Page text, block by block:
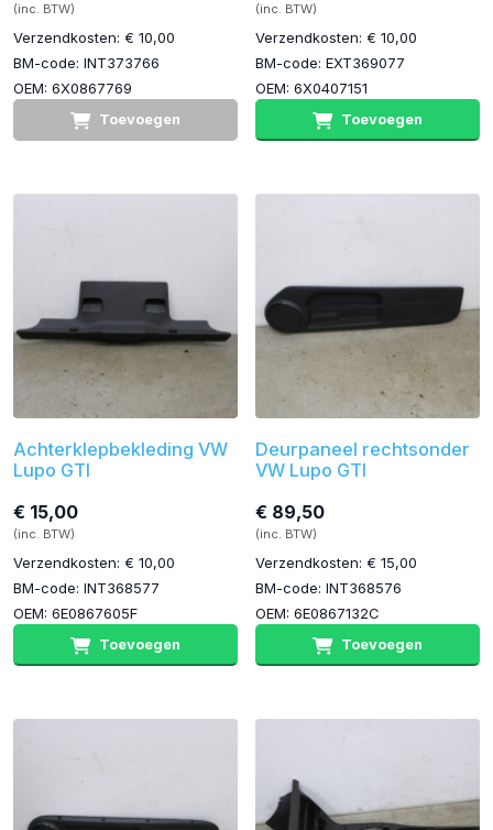
(inc. BTW)
Verzendkosten: € 10,00
BM-code: INT373766
OEM: 6X0867769
Toevoegen
(inc. BTW)
Verzendkosten: € 10,00
BM-code: EXT369077
OEM: 6X0407151
Toevoegen
Achterklepbekleding VW
Lupo GTI
€ 15,00
(inc. BTW)
Verzendkosten: € 10,00
BM-code: INT368577
OEM: 6E0867605F
Toevoegen
Deurpaneel rechtsonder
VW Lupo GTI
€ 89,50
(inc. BTW)
Verzendkosten: € 15,00
BM-code: INT368576
OEM: 6E0867132C
Toevoegen